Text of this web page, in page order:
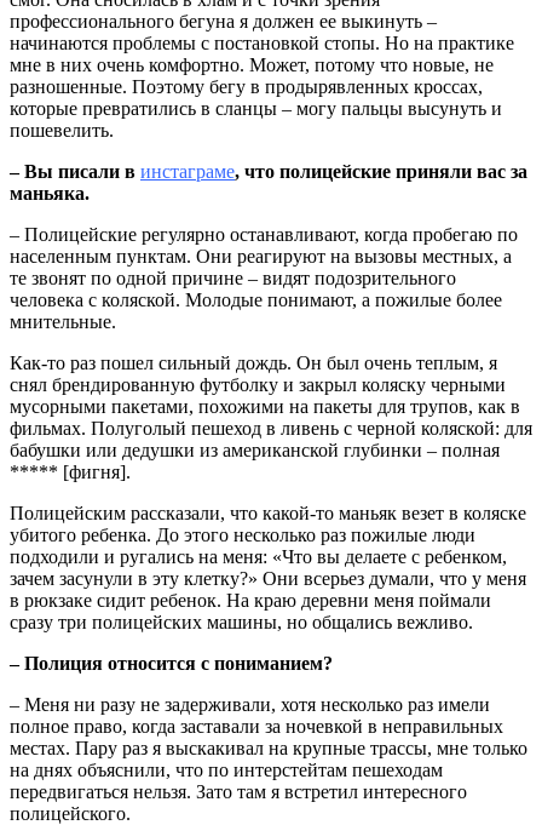
профессионального бегуна я должен ее выкинуть –
начинаются проблемы с постановкой стопы. Но на практике
мне в них очень комфортно. Может, потому что новые, не
разношенные. Поэтому бегу в продырявленных кроссах,
которые превратились в сланцы – могу пальцы высунуть и
пошевелить.
– Вы писали в инстаграме, что полицейские приняли вас за
маньяка.
– Полицейские регулярно останавливают, когда пробегаю по
населенным пунктам. Они реагируют на вызовы местных, а
те звонят по одной причине – видят подозрительного
человека с коляской. Молодые понимают, а пожилые более
мнительные.
Как-то раз пошел сильный дождь. Он был очень теплым, я
снял брендированную футболку и закрыл коляску черными
мусорными пакетами, похожими на пакеты для трупов, как в
фильмах. Полуголый пешеход в ливень с черной коляской: для
бабушки или дедушки из американской глубинки – полная
***** [фигня].
Полицейским рассказали, что какой-то маньяк везет в коляске
убитого ребенка. До этого несколько раз пожилые люди
подходили и ругались на меня: «Что вы делаете с ребенком,
зачем засунули в эту клетку?» Они всерьез думали, что у меня
в рюкзаке сидит ребенок. На краю деревни меня поймали
сразу три полицейских машины, но общались вежливо.
– Полиция относится с пониманием?
– Меня ни разу не задерживали, хотя несколько раз имели
полное право, когда заставали за ночевкой в неправильных
местах. Пару раз я выскакивал на крупные трассы, мне только
на днях объяснили, что по интерстейтам пешеходам
передвигаться нельзя. Зато там я встретил интересного
полицейского.